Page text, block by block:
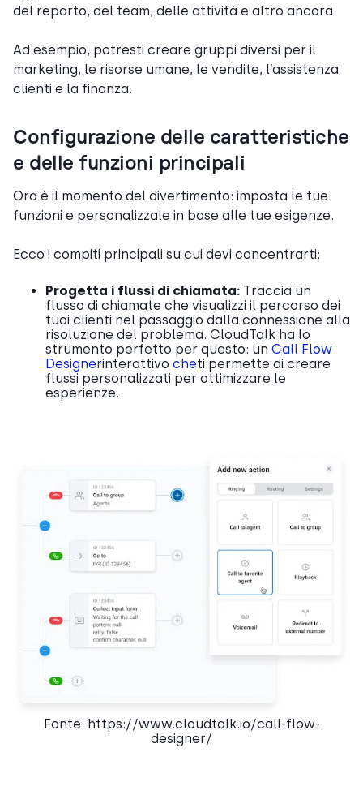
del reparto, del team, delle attività e altro ancora.
Ad esempio, potresti creare gruppi diversi per il
marketing, le risorse umane, le vendite, l’assistenza
clienti e la finanza.
Configurazione delle caratteristiche
e delle funzioni principali
Ora è il momento del divertimento: imposta le tue
funzioni e personalizzale in base alle tue esigenze.
Ecco i compiti principali su cui devi concentrarti:
Progetta i flussi di chiamata: Traccia un
flusso di chiamate che visualizzi il percorso dei
tuoi clienti nel passaggio dalla connessione alla
risoluzione del problema. CloudTalk ha lo
strumento perfetto per questo: un Call Flow
Designerinterattivo cheti permette di creare
flussi personalizzati per ottimizzare le
esperienze.
Fonte: https://www.cloudtalk.io/call-flow-
designer/